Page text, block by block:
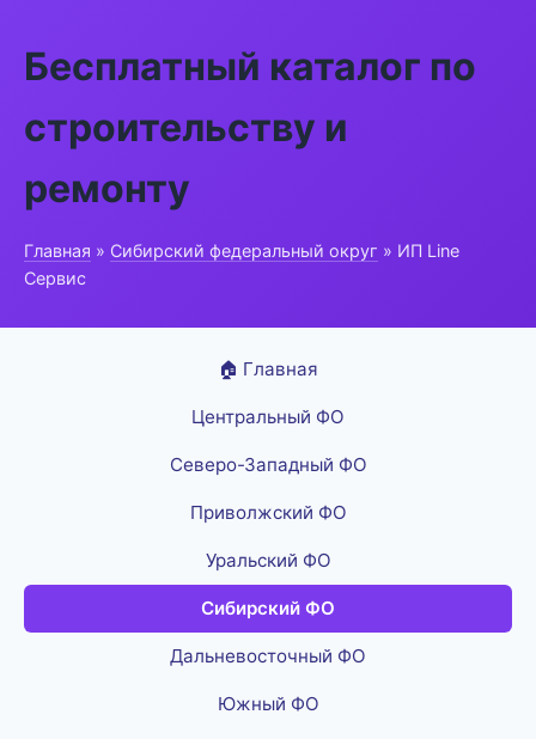
Бесплатный каталог по
строительству и
ремонту
Главная » Сибирский федеральный округ » ИП Line
Сервис
🏠 Главная
Центральный ФО
Северо-Западный ФО
Приволжский ФО
Уральский ФО
Сибирский ФО
Дальневосточный ФО
Южный ФО